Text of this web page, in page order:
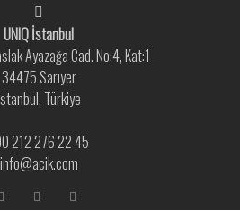
UNIQ İstanbul
Ayazağa Cad. No:4, Kat:1
34475 Sarıyer
Türkiye
212 276 22 45
info@acik.com